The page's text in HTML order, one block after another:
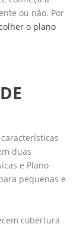
ou não. Por
o plano
duas
e Plano
pequenas e
cobertura